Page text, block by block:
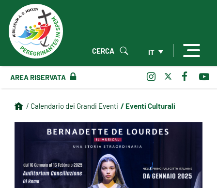
IT
CERCA
AREA RISERVATA
/ Calendario dei Grandi Eventi / Eventi Culturali